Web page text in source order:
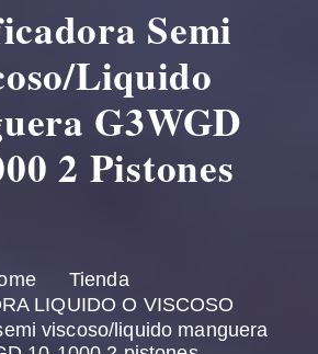
Semi
liquido
G3WGD
2 Pistones
Tienda
LIQUIDO O VISCOSO
viscoso/liquido manguera